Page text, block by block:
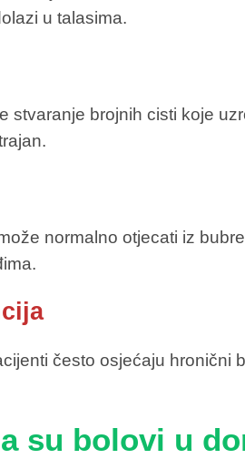
u talasima.
stvaranje brojnih cisti koje
normalno otjecati iz
često osjećaju hronični
su bolovi u